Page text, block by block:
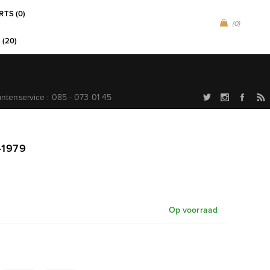
(0)
(0)
(20)
: 085 - 073 01 45
Op voorraad